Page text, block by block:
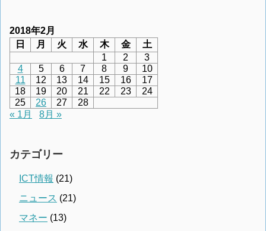
2018年2月
日
月 火 水 木 金
土
1
2
3
4
5 6 7 8 9
10
11
12 13 14 15 16
17
18
19 20 21 22 23
24
25
26 27
28
« 1月
8月 »
カテゴリー
ICT情報 (21)
ニュース (21)
マネー (13)